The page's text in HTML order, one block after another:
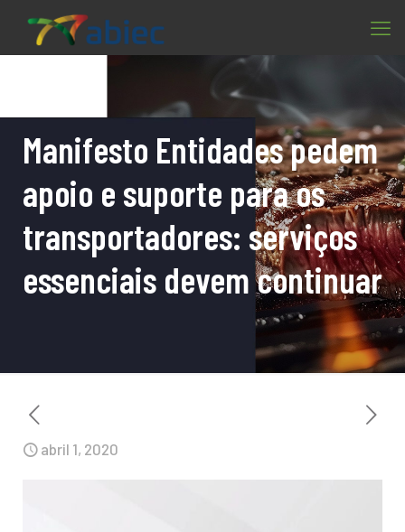
Manifesto Entidades pedem
apoio e suporte para os
transportadores: serviços
essenciais devem continuar
abril 1, 2020